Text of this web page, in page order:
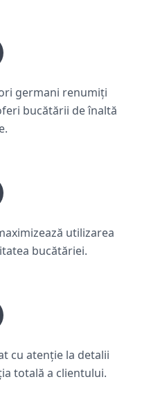
germani renumiți
bucătării de înaltă
utilizarea
bucătăriei.
cu atenție la detalii
totală a clientului.